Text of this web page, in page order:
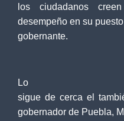
los ciudadanos
desempeño en su
gobernante.
Lo
sigue de cerca el
gobernador de Puebla,